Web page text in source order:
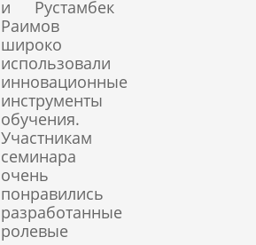
и Рустамбек
Раимов
широко
использовали
инновационные
инструменты
обучения.
Участникам
семинара
очень
понравились
разработанные
ролевые